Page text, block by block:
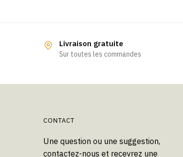
Livraison gratuite
Sur toutes les commandes
CONTACT
Une question ou une suggestion,
contactez-nous et recevrez une